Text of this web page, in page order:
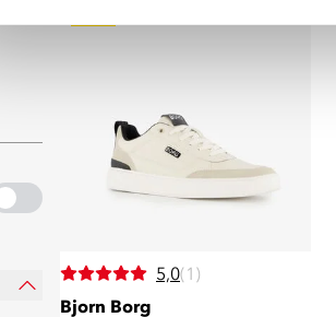
5,0(1)
Bjorn Borg